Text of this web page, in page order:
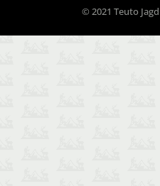
© 2021 Teuto